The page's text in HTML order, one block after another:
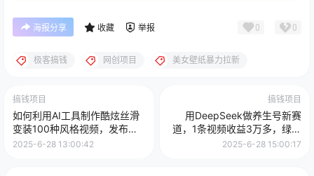
海报分享 收藏 举报 0 0
极客搞钱 网创项目 美女壁纸暴力拉新
搞钱项目
如何利用AI工具制作酷炫丝滑
变装100种风格视频，发布短
视频平台流量爆炸，小白也能
2025-6-28 13:00:42
搞钱项目
用DeepSeek做养生号新赛
道，1条视频收益3万多，绿色
避免违规
2025-6-28 15:00:17